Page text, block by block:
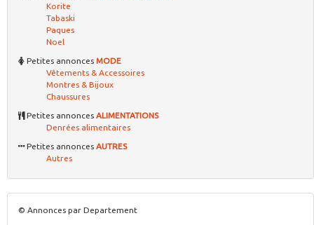
Korite
Tabaski
Paques
Noel
Petites annonces MODE
Vêtements & Accessoires
Montres & Bijoux
Chaussures
Petites annonces ALIMENTATIONS
Denrées alimentaires
Petites annonces AUTRES
Autres
© Annonces par Departement